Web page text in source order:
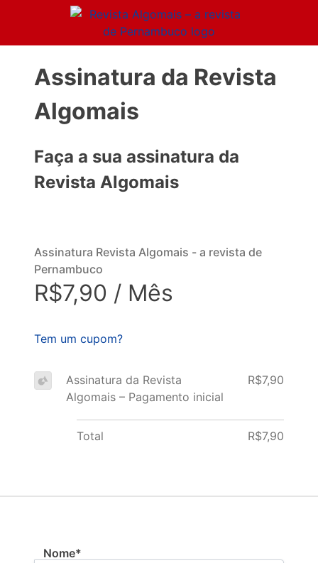
Assinatura da Revista
Algomais
Faça a sua assinatura da
Revista Algomais
Nome:*
Nome*
Assinatura Revista Algomais - a revista de
Pernambuco
R$7,90 / Mês
Tem um cupom?
Assinatura da Revista
Algomais – Pagamento inicial
R$7,90
Total R$7,90